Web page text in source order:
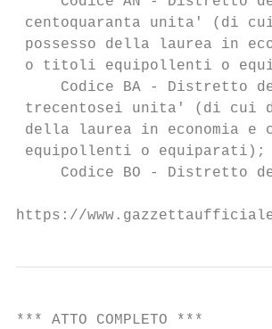
centoquaranta unita' (di
possesso della laurea in
o titoli equipollenti o
Codice BA - Distretto
trecentosei unita' (di cui
della laurea in economia
equipollenti o equiparati);
Codice BO - Distretto
https://
*** ATTO COMPLETO